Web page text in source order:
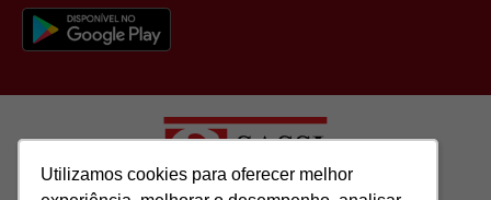
Utilizamos cookies para oferecer melhor
Utilizamos cookies para oferecer melhor